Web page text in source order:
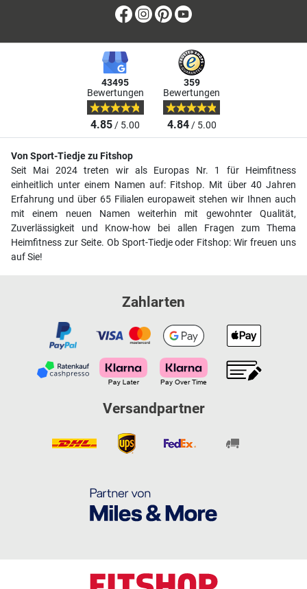
Facebook
Instagram
Pinterest
43495
Bewertungen
4.85/ 5.00
359
Bewertungen
4.84/ 5.00
Von Sport-Tiedje zu Fitshop
Seit Mai 2024 treten wir als Europas Nr. 1 für Heimfitness
einheitlich unter einem Namen auf: Fitshop. Mit über 40 Jahren
Erfahrung und über 65 Filialen europaweit stehen wir Ihnen auch
mit einem neuen Namen weiterhin mit gewohnter Qualität,
Zuverlässigkeit und Know-how bei allen Fragen zum Thema
Heimfitness zur Seite. Ob Sport-Tiedje oder Fitshop: Wir freuen uns
auf Sie!
Zahlarten
Versandpartner